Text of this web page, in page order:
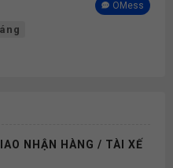
OMess
NHẬN HÀNG / TÀI XẾ